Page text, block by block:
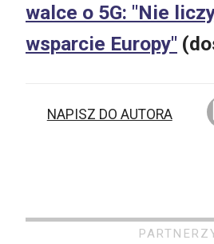
walce o 5G: "Nie
wsparcie Europy"
NAPISZ DO AUTORA